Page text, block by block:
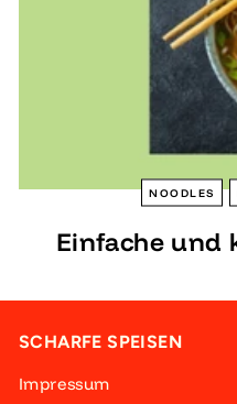
NOODLES
Einfache und
SCHARFE SPEISEN
Impressum